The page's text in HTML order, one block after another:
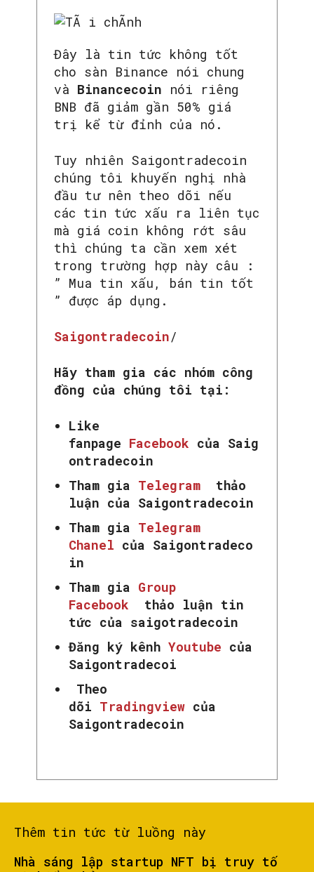
Đây là tin tức không tốt
cho sàn Binance nói chung
và Binancecoin nói riêng
BNB đã giảm gần 50% giá
trị kể từ đỉnh của nó.
Tuy nhiên Saigontradecoin
chúng tôi khuyến nghị nhà
đầu tư nên theo dõi nếu
các tin tức xấu ra liên tục
mà giá coin không rớt sâu
thì chúng ta cần xem xét
trong trường hợp này câu :
” Mua tin xấu, bán tin tốt
” được áp dụng.
Saigontradecoin/
Hãy tham gia các nhóm công
đồng của chúng tôi tại:
Like
fanpage Facebook của Saig
ontradecoin
Tham gia Telegram
thảo
luận của Saigontradecoin
Tham gia Telegram
Chanel của Saigontradeco
in
Tham gia Group
Facebook
thảo luận tin
tức của saigotradecoin
Đăng ký kênh Youtube của
Saigontradecoi
Theo
dõi Tradingview của
Saigontradecoin
Thêm tin tức từ luồng này
Nhà sáng lập startup NFT bị truy tố